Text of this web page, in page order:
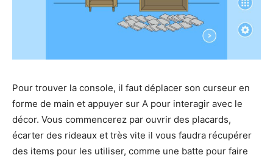
Pour trouver la console, il faut déplacer son curseur en
forme de main et appuyer sur A pour interagir avec le
décor. Vous commencerez par ouvrir des placards,
écarter des rideaux et très vite il vous faudra récupérer
des items pour les utiliser, comme une batte pour faire